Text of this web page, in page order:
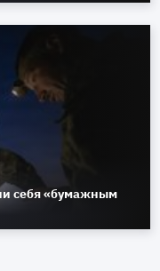
себя «бумажным